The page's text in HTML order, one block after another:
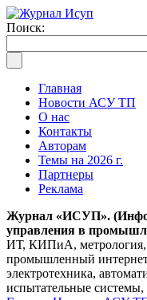
Поиск:
Главная
Новости АСУ ТП
О нас
Контакты
Авторам
Темы на 2026 г.
Партнеры
Реклама
Журнал «ИСУП».
управления в
ИТ, КИПиА,
промышленный
электротехника,
испытательные